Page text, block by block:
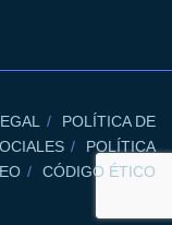
POLÍTICA DE
POLÍTICA
CÓDIGO ÉTICO